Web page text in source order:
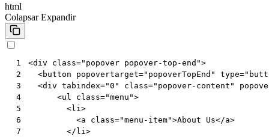
html
Colapsar Expandir
1
2
3
4
5
6
7
<div class="popover popover-top-end">
<button popovertarget="popoverTopEnd" type=
<div tabindex="0" class="popover-content"
<ul class="menu">
<li >
<a class="menu-item">About Us</a>
</li >